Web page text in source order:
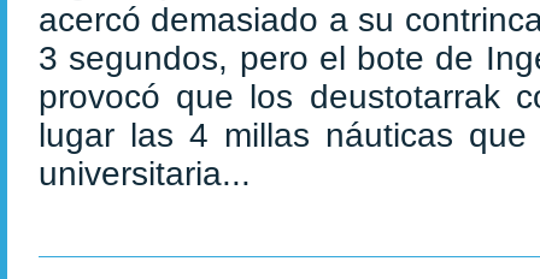
acercó demasiado a su
3 segundos, pero el bote de
provocó que los deustotarrak
lugar las 4 millas náuticas
universitaria...